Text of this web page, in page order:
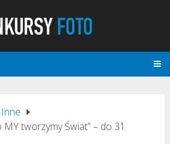
Inne
tworzymy Świat” – do 31